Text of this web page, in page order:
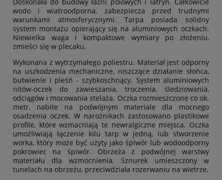
wodo i wiatroodporna, zabezpiecza przed trudnymi
warunkami atmosferycznymi. Tarpa posiada solidny
system montażu opierający się na aluminiowych oczkach.
Niewielka waga i kompaktowe wymiary po złożeniu,
zmieści się w plecaku.
Wykonana z wytrzymałego poliestru. Materiał jest odporny
na uszkodzenia mechaniczne, niszczące działanie słońca,
butwienie i pleśń - szybkoschnący. System aluminiowych
nitów-oczek do zawieszania, troczenia, śledziowania,
odciągów i mocowania stelaża. Oczka rozmieszczone co ok.
metr, nabite na podwójnym materiale dla mocnego
osadzenia oczek. W narożnikach zastosowano plastikowe
profile, które wzmacniają te newralgiczne miejsca. Oczka
umożliwiają łączenie kilu tarp w jedną, lub stworzenie
worka, który może być użyty jako śpiwór lub wodoodporny
pokrowiec na śpiwór. Obrzeża z podwójnej warstwy
materiału dla wzmocnienia. Sznurek umieszczony w
tunelach na obrzeżu, przeciwdziała rozerwaniu na wietrze.